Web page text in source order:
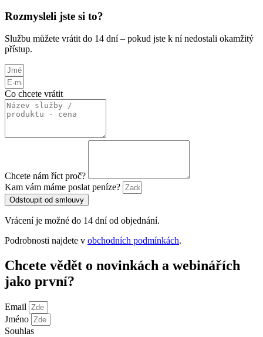
Rozmysleli jste si to?
Službu můžete vrátit do 14 dní – pokud jste k ní nedostali okamžitý
přístup.
Co chcete vrátit
Chcete nám říct proč?
Kam vám máme poslat peníze?
Odstoupit od smlouvy
Vrácení je možné do 14 dní od objednání.
Podrobnosti najdete v obchodních podmínkách.
Chcete vědět o novinkách a webinářích
jako první?
Email
Jméno
Souhlas